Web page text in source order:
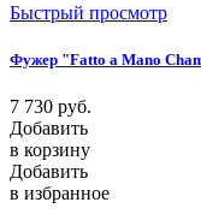
Быстрый просмотр
Фужер "Fatto a Mano
7 730 руб.
Добавить
в корзину
Добавить
в избранное